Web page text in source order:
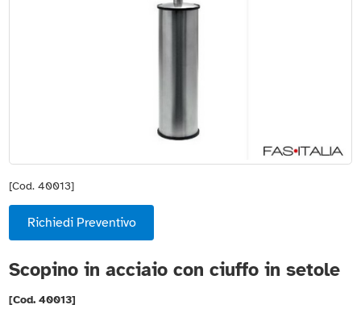
[Cod. 40013]
Richiedi Preventivo
Scopino in acciaio con ciuffo in setole
[Cod. 40013]